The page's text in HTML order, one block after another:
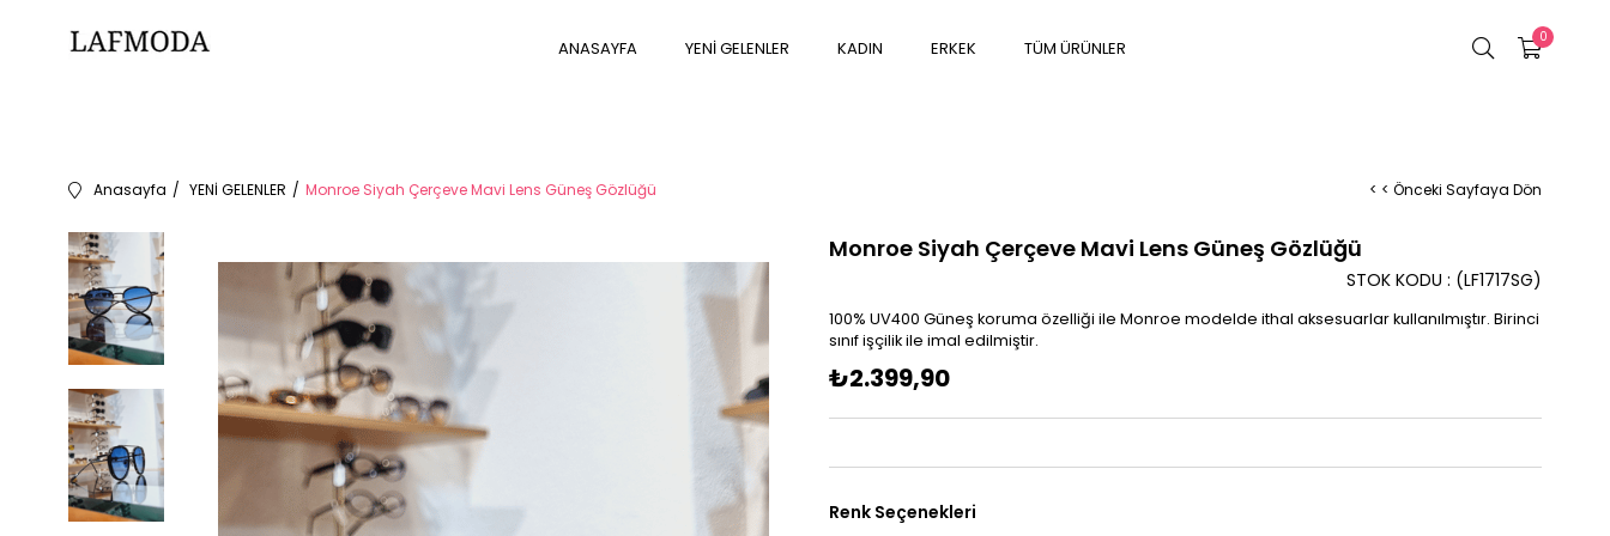
0
ANASAYFA YENİ GELENLER KADIN ERKEK TÜM ÜRÜNLER
Anasayfa YENİ GELENLER Monroe Siyah Çerçeve Mavi Lens Güneş Gözlüğü < < Önceki Sayfaya Dön
Monroe Siyah Çerçeve Mavi Lens Güneş Gözlüğü
(LF1717SG)
STOK KODU
100% UV400 Güneş koruma özelliği ile Monroe modelde ithal aksesuarlar kullanılmıştır. Birinci
sınıf işçilik ile imal edilmiştir.
₺2.399,90
Renk Seçenekleri